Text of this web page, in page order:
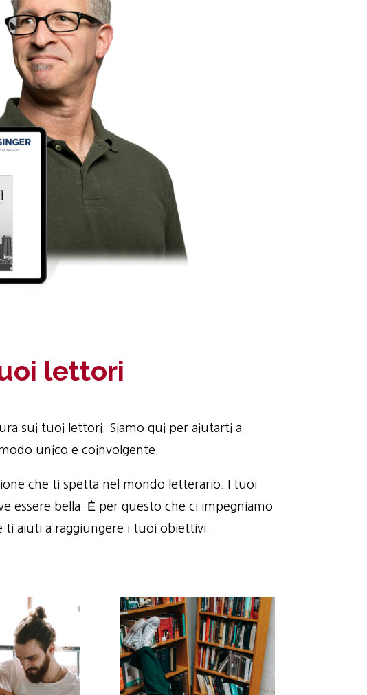
lettori
sui tuoi lettori. Siamo qui per aiutarti a
unico e coinvolgente.
che ti spetta nel mondo letterario. I tuoi
essere bella. È per questo che ci impegniamo
ti aiuti a raggiungere i tuoi obiettivi.